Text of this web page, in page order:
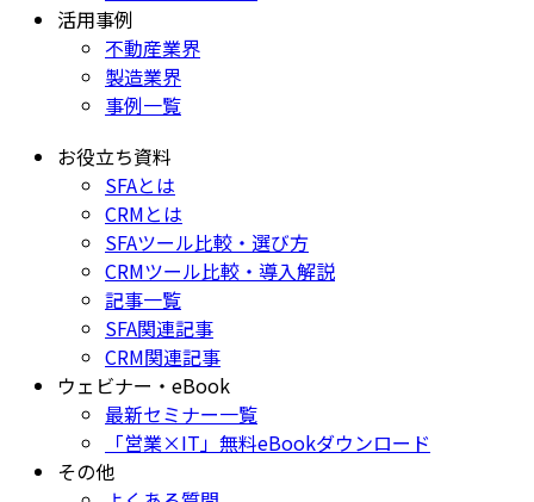
活用事例
不動産業界
製造業界
事例一覧
お役立ち資料
SFAとは
CRMとは
SFAツール比較・選び方
CRMツール比較・導入解説
記事一覧
SFA関連記事
CRM関連記事
ウェビナー・eBook
最新セミナー一覧
「営業×IT」無料eBookダウンロード
その他